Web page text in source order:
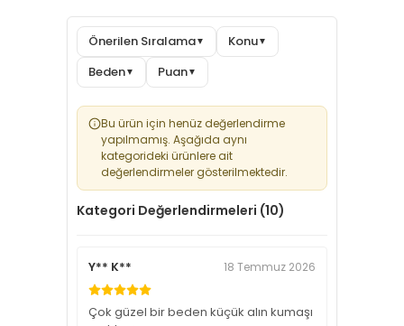
Önerilen Sıralama▼ Konu▼
Beden▼ Puan▼
Bu ürün için henüz değerlendirme
yapılmamış. Aşağıda aynı
kategorideki ürünlere ait
değerlendirmeler gösterilmektedir.
Kategori Değerlendirmeleri (10)
Y** K** 18 Temmuz 2026
Çok güzel bir beden küçük alın kumaşı